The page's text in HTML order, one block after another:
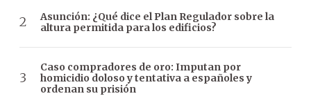
Asunción: ¿Qué dice el Plan Regulador sobre la
altura permitida para los edificios?
Caso compradores de oro: Imputan por
homicidio doloso y tentativa a españoles y
ordenan su prisión